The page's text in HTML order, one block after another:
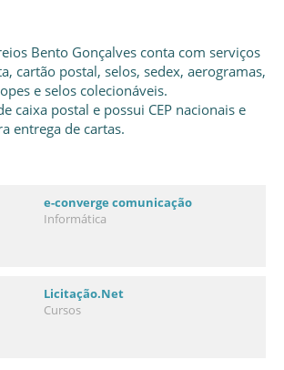
Bento Gonçalves conta com serviços
cartão postal, selos, sedex, aerogramas,
e selos colecionáveis.
caixa postal e possui CEP nacionais e
entrega de cartas.
e-converge comunicação
Informática
Licitação.Net
Cursos